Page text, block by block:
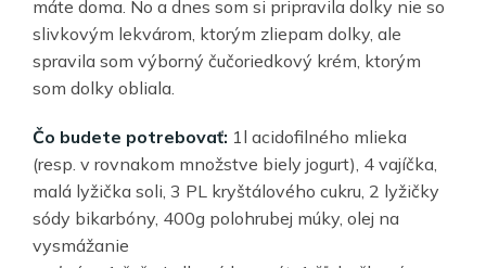
máte doma. No a dnes som si pripravila dolky nie so
slivkovým lekvárom, ktorým zliepam dolky, ale
spravila som výborný čučoriedkový krém, ktorým
som dolky obliala.
Čo budete potrebovať: 1l acidofilného mlieka
(resp. v rovnakom množstve biely jogurt), 4 vajíčka,
malá lyžička soli, 3 PL kryštálového cukru, 2 lyžičky
sódy bikarbóny, 400g polohrubej múky, olej na
vysmážanie